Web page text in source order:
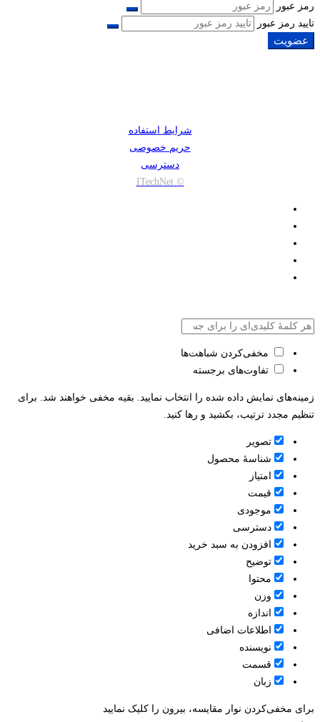
رمز عبور
تایید رمز عبور
عضویت
شرایط استفاده
حریم خصوصی
دسترسی
© ITechNet
مخفی‌کردن شباهت‌ها
تفاوت‌های برجسته
زمینه‌های نمایش داده شده را انتخاب نمایید. بقیه مخفی خواهند شد. برای
تنظیم مجدد ترتیب، بکشید و رها کنید.
تصویر
شناسۀ محصول
امتیاز
قيمت
موجودی
دسترسی
افزودن به سبد خرید
توضیح
محتوا
وزن
اندازه
اطلاعات اضافی
نویسنده
قسمت
زبان
برای مخفی‌کردن نوار مقایسه، بیرون را کلیک نمایید